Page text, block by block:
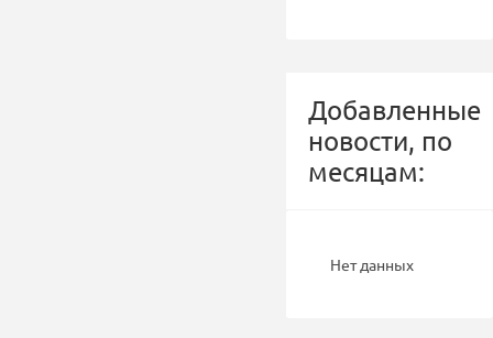
Добавленные
новости, по
месяцам:
Нет данных